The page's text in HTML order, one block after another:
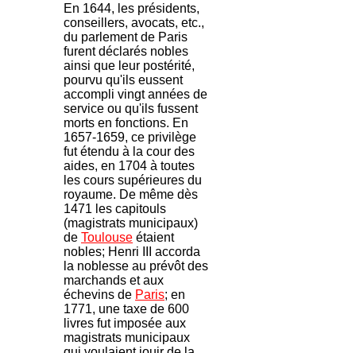
En 1644, les présidents,
conseillers, avocats, etc.,
du parlement de Paris
furent déclarés nobles
ainsi que leur postérité,
pourvu qu'ils eussent
accompli vingt années de
service ou qu'ils fussent
morts en fonctions. En
1657-1659, ce privilège
fut étendu à la cour des
aides, en 1704 à toutes
les cours supérieures du
royaume. De même dès
1471 les capitouls
(magistrats municipaux)
de Toulouse étaient
nobles; Henri III accorda
la noblesse au prévôt des
marchands et aux
échevins de Paris; en
1771, une taxe de 600
livres fut imposée aux
magistrats municipaux